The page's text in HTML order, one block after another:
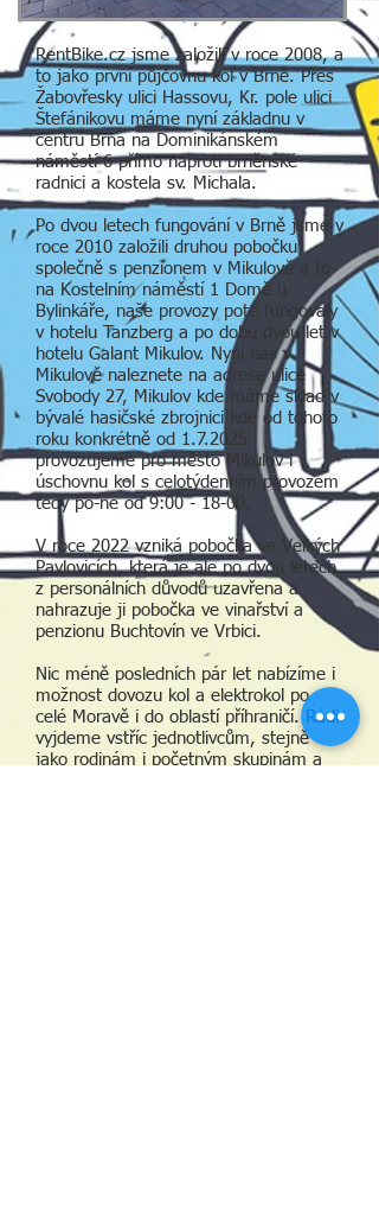
RentBike.cz jsme založili v roce 2008, a
to jako první půjčovnu kol v Brně. Přes
Žabovřesky ulici Hassovu, Kr. pole ulici
Štefánikovu máme nyní základnu v
centru Brna na Dominikánském
náměstí 6 přímo naproti brněnské
radnici a kostela sv. Michala.
Po dvou letech fungování v Brně jsme v
roce 2010 založili druhou pobočku
společně s penzionem v Mikulově a to
na Kostelním náměstí 1 Domě u
Bylinkáře, naše provozy poté fungovaly
v hotelu Tanzberg a po dobu dvou let v
hotelu Galant Mikulov. Nyní nás v
Mikulově naleznete na adrese ulice
Svobody 27, Mikulov kde máme sklad v
bývalé hasičské zbrojnici kde od tohoto
roku konkrétně od 1.7.2025
provozujeme pro město Mikulov i
úschovnu kol s celotýdenním provozem
tedy po-ne od 9:00 - 18-00.
V roce 2022 vzniká pobočka ve Velkých
Pavlovicích, která je ale po dvou letech
z personálních důvodů uzavřena​ a
nahrazuje ji pobočka ve vinařství a
penzionu Buchtovín ve Vrbici.
Nic méně posledních pár let nabízíme i
možnost dovozu kol a elektrokol po
celé Moravě i do oblastí příhraničí. Rádi
vyjdeme vstříc jednotlivcům, stejně
jako rodinám i početným skupinám a